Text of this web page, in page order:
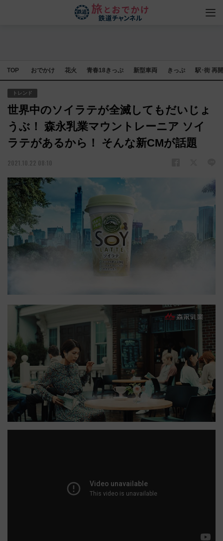
TOP おでかけ 花火 青春18きっぷ 新型車両 きっぷ 駅･街 再
トレンド
世界中のソイラテが全滅してもだいじょ
うぶ！ 森永乳業マウントレーニア ソイ
ラテがあるから！ そんな新CMが話題
2021.10.22 08:10